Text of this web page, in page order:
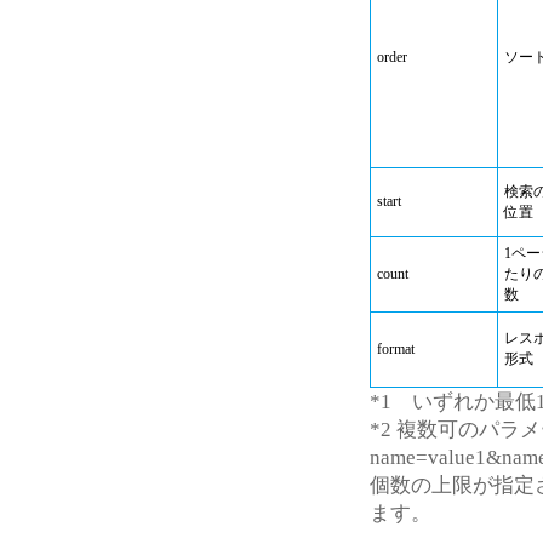
order ソー
start
検索
位置
count
1ペ
たり
数
format
レス
形式
*1 いずれか最低
*2 複数可のパラ
個数の上限が指定
ます。